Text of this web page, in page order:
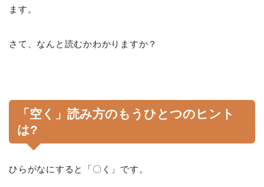
ます。
さて、なんと読むかわかりますか？
「空く」読み方のもうひとつのヒント
は?
ひらがなにすると「〇く」です。